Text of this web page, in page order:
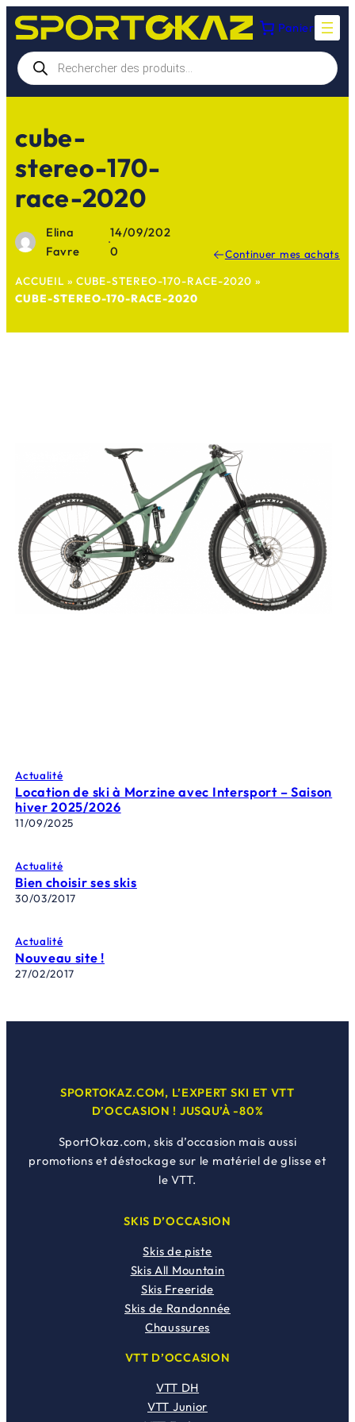
Aller
au
contenu
Panier
Recherche
de
produits
cube-
stereo-170-
race-2020
Elina
Favre
·
14/09/202
0
Continuer mes achats
ACCUEIL » CUBE-STEREO-170-RACE-2020 »
CUBE-STEREO-170-RACE-2020
Actualité
Location de ski à Morzine avec Intersport – Saison
hiver 2025/2026
11/09/2025
Actualité
Bien choisir ses skis
30/03/2017
Actualité
Nouveau site !
27/02/2017
SPORTOKAZ.COM, L’EXPERT SKI ET VTT
D’OCCASION ! JUSQU’À -80%
SportOkaz.com, skis d’occasion mais aussi
promotions et déstockage sur le matériel de glisse et
le VTT.
SKIS D’OCCASION
Skis de piste
Skis All Mountain
Skis Freeride
Skis de Randonnée
Chaussures
VTT D’OCCASION
VTT DH
VTT Junior